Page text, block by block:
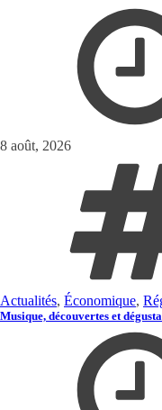
8 août, 2026
Actualités, Économique,
Musique, découvertes et